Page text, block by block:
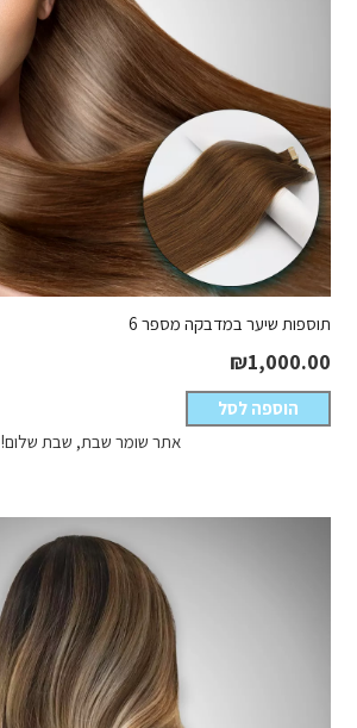
תוספות שיער במדבקה מספר 6
₪1,000.00
הוספה לסל
אתר שומר שבת, שבת שלום!